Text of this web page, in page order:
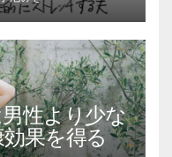
性より少な
果を得る